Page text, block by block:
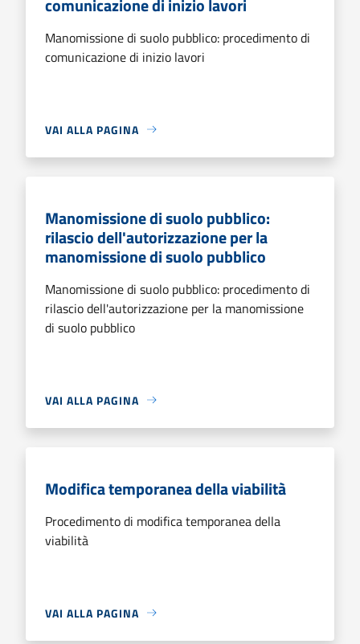
Manomissione di suolo pubblico: procedimento di
comunicazione di inizio lavori
VAI ALLA PAGINA
Manomissione di suolo pubblico:
rilascio dell'autorizzazione per la
manomissione di suolo pubblico
Manomissione di suolo pubblico: procedimento di
rilascio dell'autorizzazione per la manomissione
di suolo pubblico
VAI ALLA PAGINA
Modifica temporanea della viabilità
Procedimento di modifica temporanea della
viabilità
VAI ALLA PAGINA